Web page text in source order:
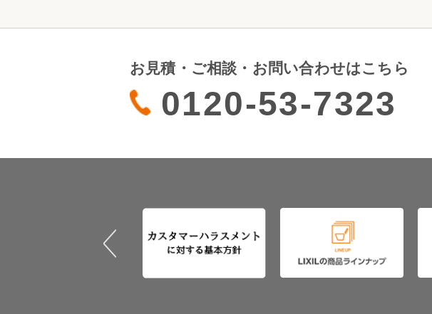
お見積・ご相談・お問い合わせはこちら
0120-53-7323